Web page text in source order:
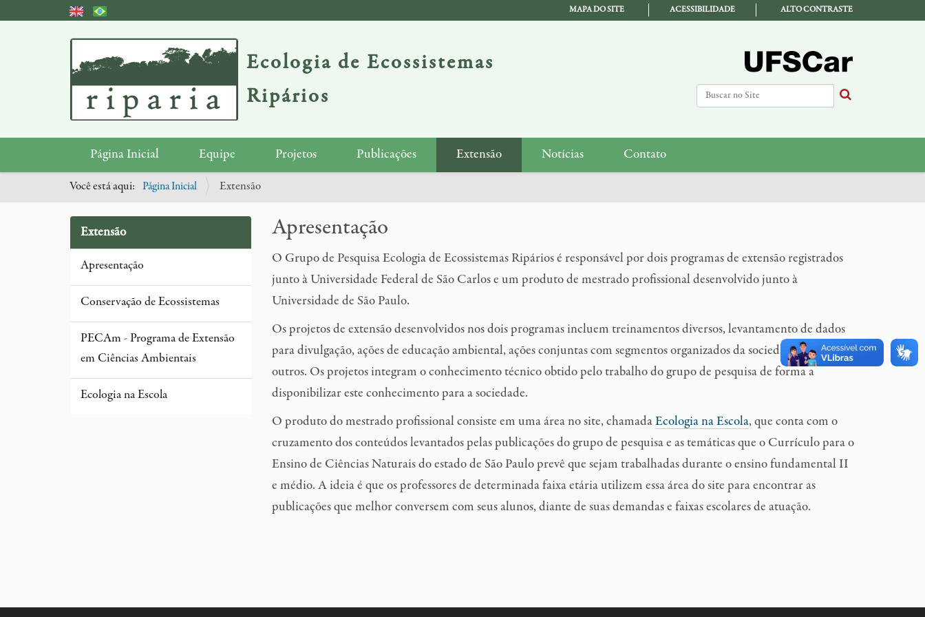
Ecologia de Ecossistemas
Ripários
Busca
MAPA DO SITE ACESSIBILIDADE ALTO CONTRASTE
a
Página Inicial Equipe Projetos Publicações Extensão Notícias Contato
Você está aqui: Página Inicial Extensão
Extensão
Apresentação
Conservação de Ecossistemas
PECAm - Programa de Extensão
em Ciências Ambientais
Ecologia na Escola
Apresentação
O Grupo de Pesquisa Ecologia de Ecossistemas Ripários é responsável por dois programas de extensão registrados
junto à Universidade Federal de São Carlos e um produto de mestrado profissional desenvolvido junto à
Universidade de São Paulo.
Os projetos de extensão desenvolvidos nos dois programas incluem treinamentos diversos, levantamento de dados
para divulgação, ações de educação ambiental, ações conjuntas com segmentos organizados da sociedade, entre
outros. Os projetos integram o conhecimento técnico obtido pelo trabalho do grupo de pesquisa de forma a
disponibilizar este conhecimento para a sociedade.
O produto do mestrado profissional consiste em uma área no site, chamada Ecologia na Escola, que conta com o
cruzamento dos conteúdos levantados pelas publicações do grupo de pesquisa e as temáticas que oCurrículo para o
Ensino de Ciências Naturais do estado de São Pauloprevê que sejam trabalhadas durante o ensino fundamental II
e médio. A ideia é que os professores de determinada faixa etária utilizem essa área do site para encontrar as
publicações que melhor conversem com seus alunos, diante de suas demandas e faixas escolares de atuação.